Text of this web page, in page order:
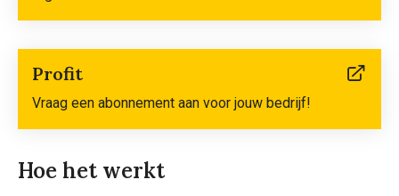
Profit
naar
Vraag een abonnement aan voor jouw bedrijf!
Hoe het werkt